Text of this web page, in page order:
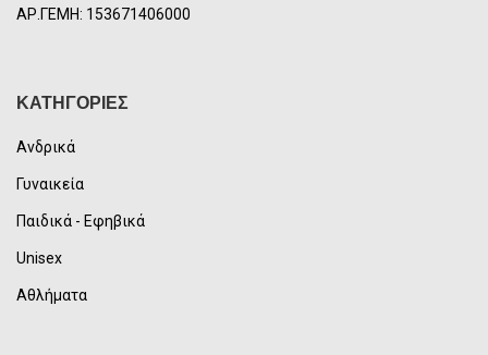
ΑΡ.ΓΕΜΗ: 153671406000
ΚΑΤΗΓΟΡΙΕΣ
Ανδρικά
Γυναικεία
Παιδικά - Εφηβικά
Unisex
Αθλήματα